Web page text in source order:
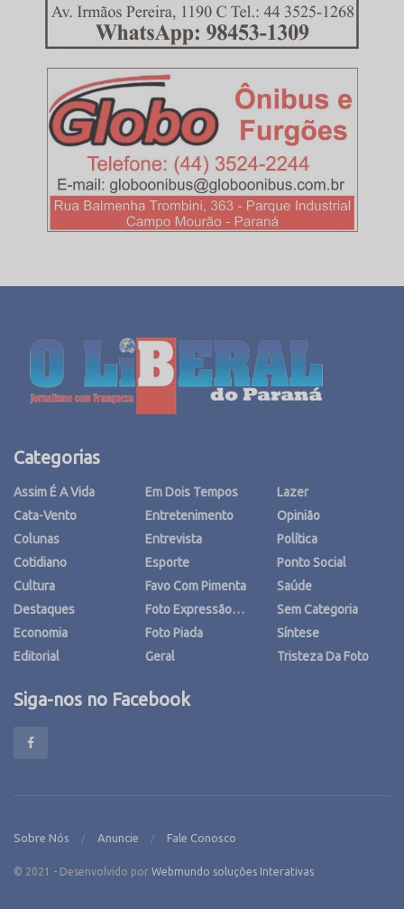
Categorias
Assim É A Vida
Cata-Vento
Colunas
Cotidiano
Cultura
Destaques
Economia
Editorial
Em Dois Tempos
Entretenimento
Entrevista
Esporte
Favo Com Pimenta
Foto Expressão…
Foto Piada
Geral
Lazer
Opinião
Política
Ponto Social
Saúde
Sem Categoria
Síntese
Tristeza Da Foto
Siga-nos no Facebook
Sobre Nós Anuncie Fale Conosco
© 2021 - Desenvolvido por Webmundo soluções Interativas